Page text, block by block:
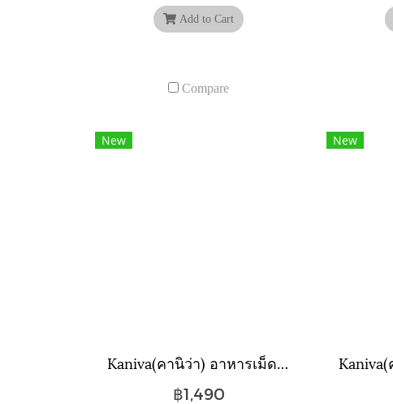
Add to Cart
Compare
New
Kaniva(คานิว่า) อาหารเม็ดแมว สูตรเนื้อแกะ ทูน่าและข้าว ขนาดถุง 9 กิโลกรัม.
฿1,490
New